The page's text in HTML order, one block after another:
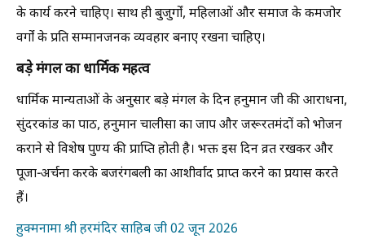
के कार्य करने चाहिए। साथ ही बुजुर्गों, महिलाओं और समाज के कमजोर
वर्गों के प्रति सम्मानजनक व्यवहार बनाए रखना चाहिए।
बड़े मंगल का धार्मिक महत्व
धार्मिक मान्यताओं के अनुसार बड़े मंगल के दिन हनुमान जी की आराधना,
सुंदरकांड का पाठ, हनुमान चालीसा का जाप और जरूरतमंदों को भोजन
कराने से विशेष पुण्य की प्राप्ति होती है। भक्त इस दिन व्रत रखकर और
पूजा-अर्चना करके बजरंगबली का आशीर्वाद प्राप्त करने का प्रयास करते
हैं।
हुक्मनामा श्री हरमंदिर साहिब जी 02 जून 2026